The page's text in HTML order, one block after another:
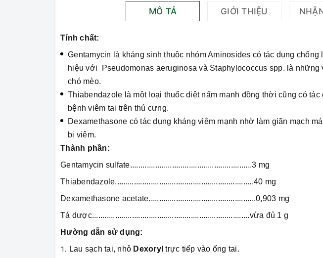
MÔ TẢ GIỚI THIỆU
Tính chất:
Gentamycin là kháng sinh thuộc nhóm Aminosides có tác dụng chống
hiệu với Pseudomonas aeruginosa và Staphylococcus spp. là những
chó mèo.
Thiabendazole là một loại thuốc diệt nấm mạnh đồng thời cũng có
bệnh viêm tai trên thú cưng.
Dexamethasone có tác dụng kháng viêm mạnh nhờ làm giãn mạch
bị viêm.
Thành phần:
Gentamycin sulfate..........................................................3 mg
Thiabendazole..................................................................40 mg
Dexamethasone acetate...................................................0,903 mg
Tá dược...........................................................................vừa đủ 1 g
Hường dẫn sử dụng:
Lau sạch tai, nhỏ Dexoryl trực tiếp vào ống tai.